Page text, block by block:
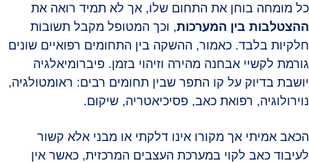
כל מומחה בוחן את התחום שלו, אך לא תמיד רואה את
ההצטלבות בין המערכות, וכך המטופל מקבל תשובות
חלקיות בלבד. כאמור, ההשקה בין התחומים רפואיים שונים
גורמת לקשיי אבחנה מהירה וזיהוי בזמן. פיברומיאלגיה
יושבת בדיוק על קו התפר שבין תחומים רבים: ראומטולגיה,
נוירולוגיה, רפואת כאב, פסיכיאטריה, שיקום.
הכאב אמיתי אך מקורו אינו דלקתי או מבני אלא קשור
לעיבוד כאב לקוי במערכת העצבים המרכזית, כאשר אין